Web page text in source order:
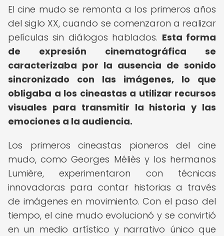
El cine mudo se remonta a los primeros años
del siglo XX, cuando se comenzaron a realizar
películas sin diálogos hablados. Esta forma
de expresión cinematográfica se
caracterizaba por la ausencia de sonido
sincronizado con las imágenes, lo que
obligaba a los cineastas a utilizar recursos
visuales para transmitir la historia y las
emociones a la audiencia.
Los primeros cineastas pioneros del cine
mudo, como Georges Méliès y los hermanos
Lumière, experimentaron con técnicas
innovadoras para contar historias a través
de imágenes en movimiento. Con el paso del
tiempo, el cine mudo evolucionó y se convirtió
en un medio artístico y narrativo único que